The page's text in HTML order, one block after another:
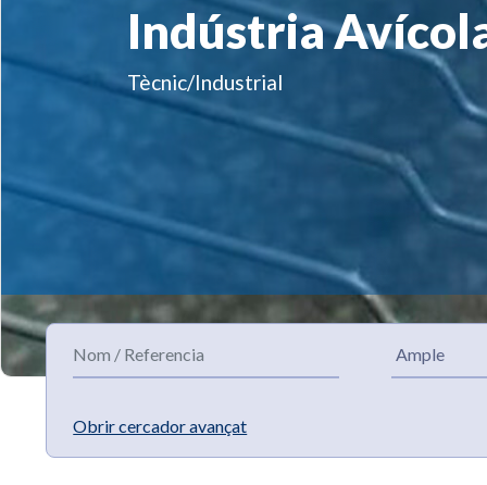
Indústria
Tècnic/Industrial
Obrir cercador avançat